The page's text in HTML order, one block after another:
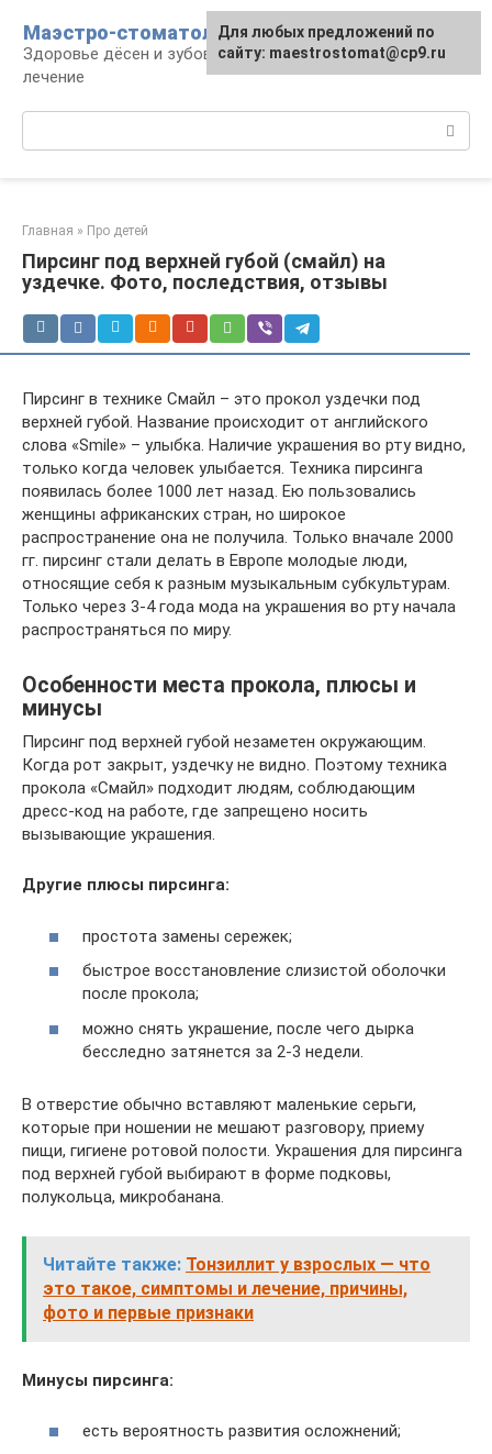
контенту
Маэстро-стоматолог
Здоровье дёсен и зубов, диагностика и
лечение
Главная » Про детей
Пирсинг под верхней губой (смайл) на
уздечке. Фото, последствия, отзывы
Пирсинг в технике Смайл – это прокол уздечки под
верхней губой. Название происходит от английского
слова «Smile» – улыбка. Наличие украшения во рту видно,
только когда человек улыбается. Техника пирсинга
появилась более 1000 лет назад. Ею пользовались
женщины африканских стран, но широкое
распространение она не получила. Только вначале 2000
гг. пирсинг стали делать в Европе молодые люди,
относящие себя к разным музыкальным субкультурам.
Только через 3-4 года мода на украшения во рту начала
распространяться по миру.
Особенности места прокола, плюсы и
минусы
Пирсинг под верхней губой незаметен окружающим.
Когда рот закрыт, уздечку не видно. Поэтому техника
прокола «Смайл» подходит людям, соблюдающим
дресс-код на работе, где запрещено носить
вызывающие украшения.
Другие плюсы пирсинга:
простота замены сережек;
быстрое восстановление слизистой оболочки
после прокола;
можно снять украшение, после чего дырка
бесследно затянется за 2-3 недели.
В отверстие обычно вставляют маленькие серьги,
которые при ношении не мешают разговору, приему
пищи, гигиене ротовой полости. Украшения для пирсинга
под верхней губой выбирают в форме подковы,
полукольца, микробанана.
Читайте также: Тонзиллит у взрослых — что
это такое, симптомы и лечение, причины,
фото и первые признаки
Минусы пирсинга:
есть вероятность развития осложнений;
Для любых предложений по
сайту: maestrostomat@cp9.ru